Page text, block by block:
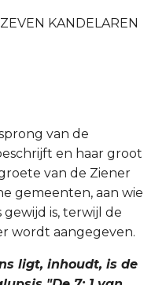
KANDELAREN
van de
en haar groot
van de Ziener
gemeenten, aan wie
is, terwijl de
wordt aangegeven.
ligt, inhoudt, is de